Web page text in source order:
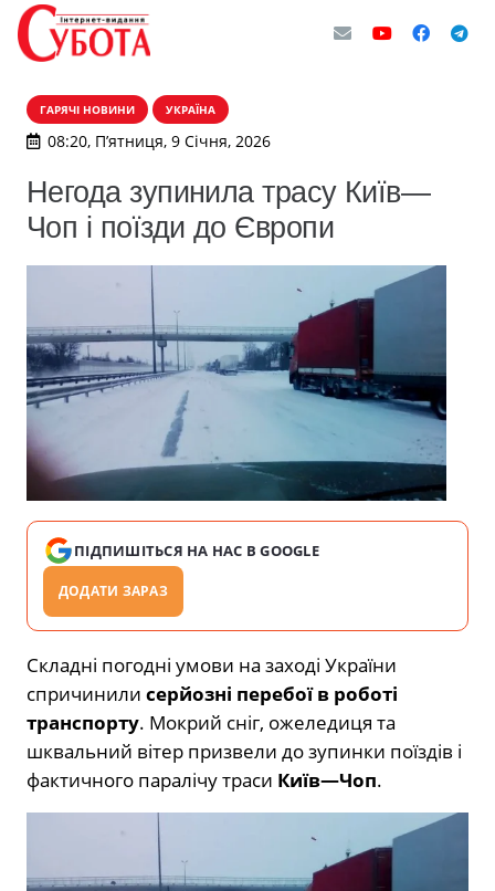
ГАРЯЧІ НОВИНИ УКРАЇНА
08:20, П’ятниця, 9 Січня, 2026
Негода зупинила трасу Київ—
Чоп і поїзди до Європи
ПІДПИШІТЬСЯ НА НАС В GOOGLE
ДОДАТИ ЗАРАЗ
Складні погодні умови на заході України
спричинили серйозні перебої в роботі
транспорту. Мокрий сніг, ожеледиця та
шквальний вітер призвели до зупинки поїздів і
фактичного паралічу траси Київ—Чоп.